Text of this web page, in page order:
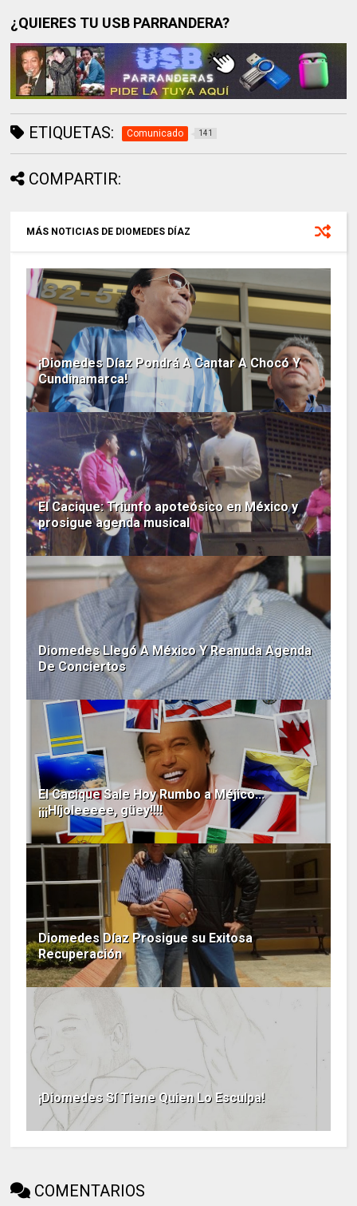
¿QUIERES TU USB PARRANDERA?
ETIQUETAS: Comunicado 141
COMPARTIR:
MÁS NOTICIAS DE DIOMEDES DÍAZ
¡Diomedes Díaz Pondrá A Cantar A Chocó Y
Cundinamarca!
El Cacique: Triunfo apoteósico en México y
prosigue agenda musical
Diomedes Llegó A México Y Reanuda Agenda
De Conciertos
El Cacique Sale Hoy Rumbo a Méjico...
¡¡¡Híjoleeeee, güey!!!!
Diomedes Díaz Prosigue su Exitosa
Recuperación
¡Diomedes Sí Tiene Quien Lo Esculpa!
COMENTARIOS